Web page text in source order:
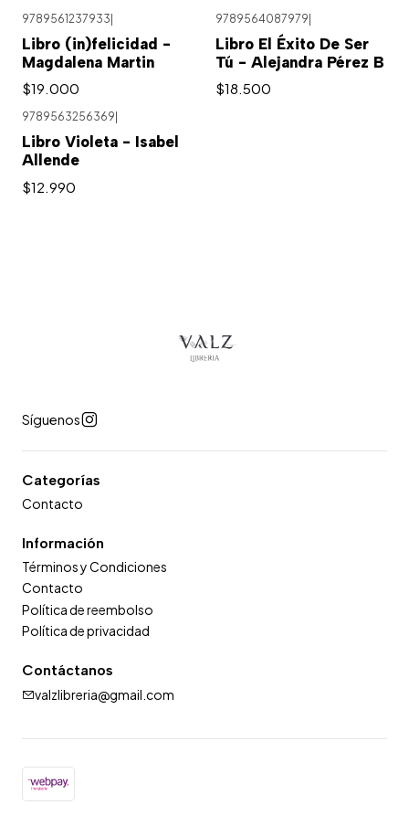
9789561237933
Libro (in)felicidad -
Magdalena Martin
$19.000
9789564087979
Libro El Éxito De Ser
Tú - Alejandra Pérez B
$18.500
9789563256369
Libro Violeta - Isabel
Allende
$12.990
Síguenos
Categorías
Contacto
Información
Términos y Condiciones
Contacto
Política de reembolso
Política de privacidad
Contáctanos
valzlibreria@gmail.com